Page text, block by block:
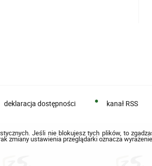
deklaracja dostępności kanał RSS
Jeśli nie blokujesz tych plików, to
zmiany ustawienia przeglądarki oznacza